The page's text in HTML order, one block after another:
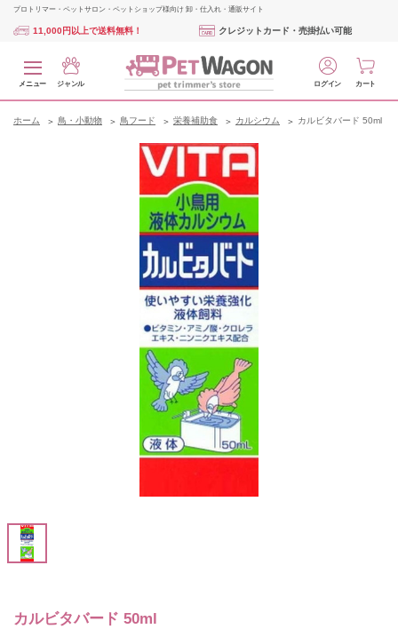
プロトリマー・ペットサロン・ペットショップ様向け 卸・仕入れ・通販サイト
11,000円以上で送料無料！ クレジットカード・売掛払い可能
メニュー ジャンル ログイン カート
ホーム 鳥・小動物 鳥フード 栄養補助食 カルシウム カルビタバード 50ml
カルビタバード 50ml